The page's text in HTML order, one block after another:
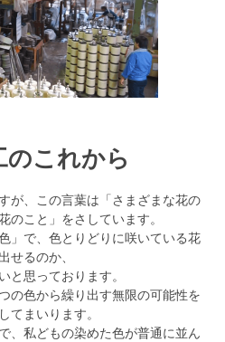
のこれから
が、この言葉は「さまざまな花の
のこと」をさしています。
」で、色とりどりに咲いている花
せるのか、
と思っております。
の色から繰り出す無限の可能性を
てまいります。
、私どもの染めた色が普通に並ん